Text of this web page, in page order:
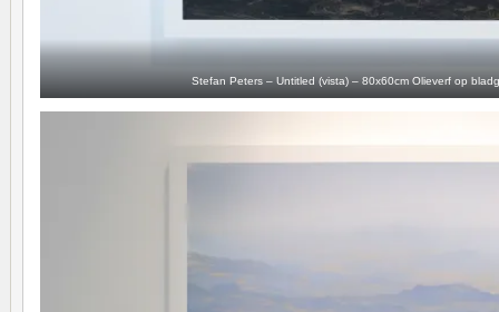
Stefan Peters – Untitled (vista) – 80x60cm Olieverf op